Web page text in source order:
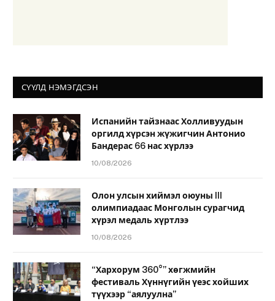
СҮҮЛД НЭМЭГДСЭН
Испанийн тайзнаас Холливуудын
оргилд хүрсэн жүжигчин Антонио
Бандерас 66 нас хүрлээ
10/08/2026
Олон улсын хиймэл оюуны III
олимпиадаас Монголын сурагчид
хүрэл медаль хүртлээ
10/08/2026
“Хархорум 360°” хөгжмийн
фестиваль Хүннүгийн үеэс хойших
түүхээр “аялуулна”